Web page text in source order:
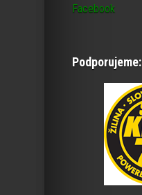
Facebook
Podporujeme: